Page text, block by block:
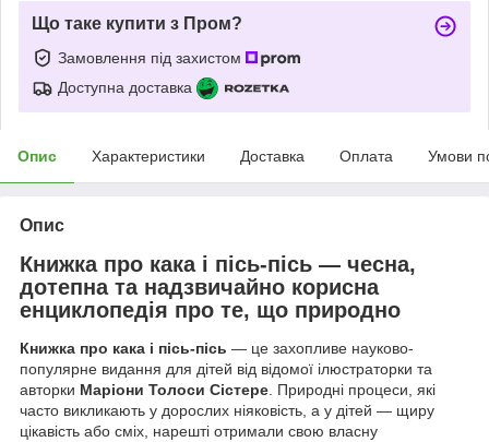
Що таке купити з Пром?
Замовлення під захистом
Доступна доставка
Опис Характеристики Доставка Оплата Умови
Опис
Книжка про кака і пісь-пісь — чесна,
дотепна та надзвичайно корисна
енциклопедія про те, що природно
Книжка про кака і пісь-пісь — це захопливе науково-
популярне видання для дітей від відомої ілюстраторки та
авторки Маріони Толоси Сістере. Природні процеси, які
часто викликають у дорослих ніяковість, а у дітей — щиру
цікавість або сміх, нарешті отримали свою власну